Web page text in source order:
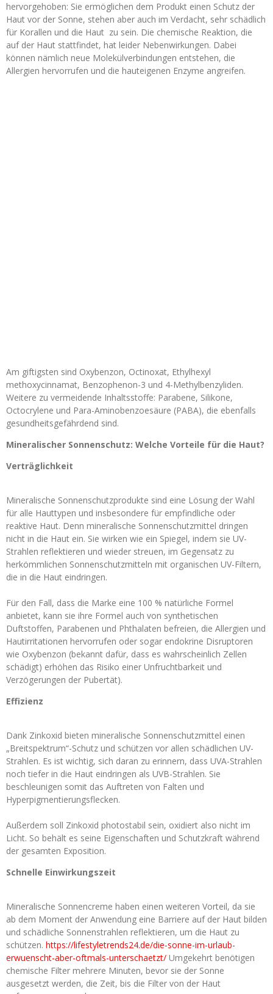
hervorgehoben: Sie ermöglichen dem Produkt einen Schutz der
Haut vor der Sonne, stehen aber auch im Verdacht, sehr schädlich
für Korallen und die Haut zu sein. Die chemische Reaktion, die
auf der Haut stattfindet, hat leider Nebenwirkungen. Dabei
können nämlich neue Molekülverbindungen entstehen, die
Allergien hervorrufen und die hauteigenen Enzyme angreifen.
Am giftigsten sind Oxybenzon, Octinoxat, Ethylhexyl
methoxycinnamat, Benzophenon-3 und 4-Methylbenzyliden.
Weitere zu vermeidende Inhaltsstoffe: Parabene, Silikone,
Octocrylene und Para-Aminobenzoesäure (PABA), die ebenfalls
gesundheitsgefährdend sind.
Mineralischer Sonnenschutz: Welche Vorteile für die Haut?
Verträglichkeit
Mineralische Sonnenschutzprodukte sind eine Lösung der Wahl
für alle Hauttypen und insbesondere für empfindliche oder
reaktive Haut. Denn mineralische Sonnenschutzmittel dringen
nicht in die Haut ein. Sie wirken wie ein Spiegel, indem sie UV-
Strahlen reflektieren und wieder streuen, im Gegensatz zu
herkömmlichen Sonnenschutzmitteln mit organischen UV-Filtern,
die in die Haut eindringen.
Für den Fall, dass die Marke eine 100 % natürliche Formel
anbietet, kann sie ihre Formel auch von synthetischen
Duftstoffen, Parabenen und Phthalaten befreien, die Allergien und
Hautirritationen hervorrufen oder sogar endokrine Disruptoren
wie Oxybenzon (bekannt dafür, dass es wahrscheinlich Zellen
schädigt) erhöhen das Risiko einer Unfruchtbarkeit und
Verzögerungen der Pubertät).
Effizienz
Dank Zinkoxid bieten mineralische Sonnenschutzmittel einen
„Breitspektrum“-Schutz und schützen vor allen schädlichen UV-
Strahlen. Es ist wichtig, sich daran zu erinnern, dass UVA-Strahlen
noch tiefer in die Haut eindringen als UVB-Strahlen. Sie
beschleunigen somit das Auftreten von Falten und
Hyperpigmentierungsflecken.
Außerdem soll Zinkoxid photostabil sein, oxidiert also nicht im
Licht. So behält es seine Eigenschaften und Schutzkraft während
der gesamten Exposition.
Schnelle Einwirkungszeit
Mineralische Sonnencreme haben einen weiteren Vorteil, da sie
ab dem Moment der Anwendung eine Barriere auf der Haut bilden
und schädliche Sonnenstrahlen reflektieren, um die Haut zu
schützen. https://lifestyletrends24.de/die-sonne-im-urlaub-
erwuenscht-aber-oftmals-unterschaetzt/ Umgekehrt benötigen
chemische Filter mehrere Minuten, bevor sie der Sonne
ausgesetzt werden, die Zeit, bis die Filter von der Haut